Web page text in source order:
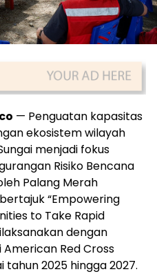
— Penguatan kapasitas
ekosistem wilayah
menjadi fokus
Risiko Bencana
Palang Merah
“Empowering
to Take Rapid
dengan
Red Cross
2025 hingga 2027.